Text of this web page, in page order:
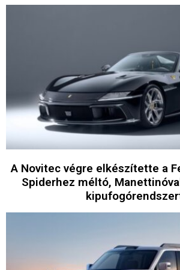
A Novitec végre elkészítette a
Spiderhez méltó,